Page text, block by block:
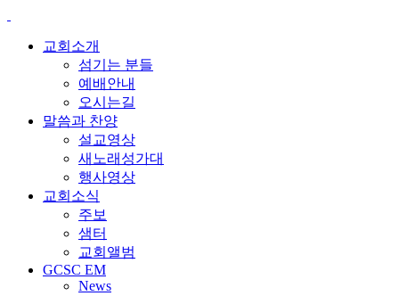
교회소개
섬기는 분들
예배안내
오시는길
말씀과 찬양
설교영상
새노래성가대
행사영상
교회소식
주보
샘터
교회앨범
GCSC EM
News